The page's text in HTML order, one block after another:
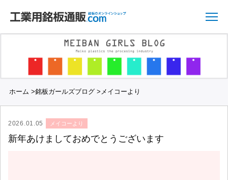
ホーム >銘板ガールズブログ> メイコーより
2026.01.05 メイコーより
新年あけましておめでとうございます